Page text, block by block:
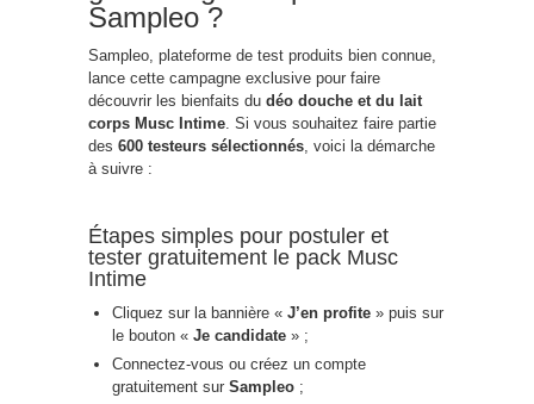
Sampleo ?
Sampleo, plateforme de test produits bien connue,
lance cette campagne exclusive pour faire
découvrir les bienfaits du déo douche et du lait
corps Musc Intime . Si vous souhaitez faire partie
des 600 testeurs sélectionnés , voici la démarche
à suivre :
Étapes simples pour postuler et
tester gratuitement le pack Musc
Intime
Cliquez sur la bannière « J’en profite » puis sur
le bouton « Je candidate » ;
Connectez-vous ou créez un compte
gratuitement sur Sampleo ;